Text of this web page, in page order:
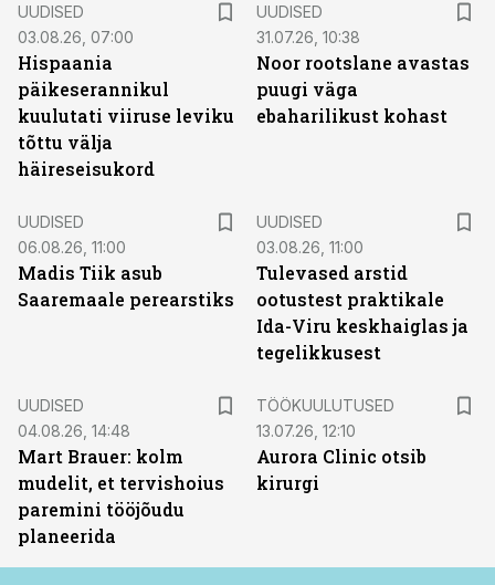
UUDISED
03.08.26, 07:00
Hispaania
päikeserannikul
kuulutati viiruse leviku
tõttu välja
häireseisukord
UUDISED
31.07.26, 10:38
Noor rootslane avastas
puugi väga
ebaharilikust kohast
UUDISED
06.08.26, 11:00
Madis Tiik asub
Saaremaale perearstiks
UUDISED
03.08.26, 11:00
Tulevased arstid
ootustest praktikale
Ida-Viru keskhaiglas ja
tegelikkusest
UUDISED
04.08.26, 14:48
Mart Brauer: kolm
mudelit, et tervishoius
paremini tööjõudu
planeerida
TÖÖKUULUTUSED
13.07.26, 12:10
Aurora Clinic otsib
kirurgi